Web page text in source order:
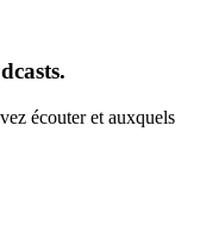
écouter et auxquels